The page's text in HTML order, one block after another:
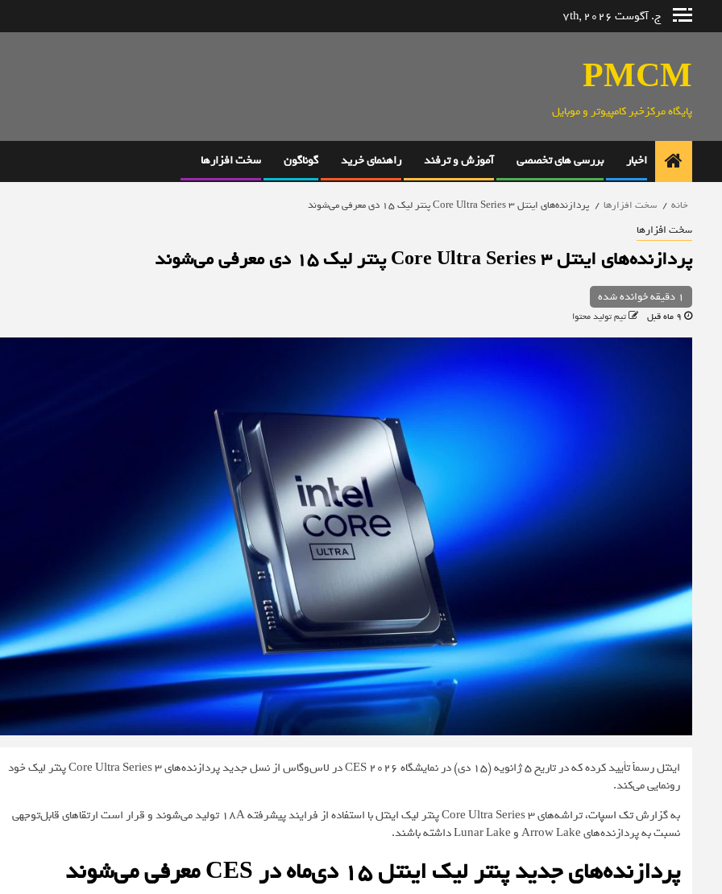
ج. آگوست 7th, 2026
PMCM
پایگاه مرکزخبر کامپیوتر و موبایل
اخبار بررسی های تخصصی آموزش و ترفند راهنمای خرید گوناگون سخت افزارها
خانه سخت افزارها پردازنده‌های اینتل Core Ultra Series 3 پنتر لیک ۱۵ دی معرفی می‌شوند
سخت افزارها
پردازنده‌های اینتل Core Ultra Series 3 پنتر لیک ۱۵ دی معرفی می‌شوند
1 دقیقه خوانده شده
تیم تولید محتوا
اینتل رسماً تأیید کرده که در تاریخ ۵ ژانویه (۱۵ دی) در نمایشگاه CES 2026 در لاس‌وگاس از نسل جدید پردازنده‌های Core Ultra Series 3 پنتر لیک خود
رونمایی می‌کند.
به گزارشتک اسپات
، تراشه‌های Core Ultra Series 3 پنتر لیک اینتل با استفاده از فرایند پیشرفته 18A تولید می‌شوند و قرار است ارتقاهای قابل‌توجهی
نسبت به پردازنده‌های Arrow Lake و Lunar Lake داشته باشند.
پردازنده‌های جدید پنتر لیک اینتل ۱۵ دی‌ماه در CES معرفی می‌شوند